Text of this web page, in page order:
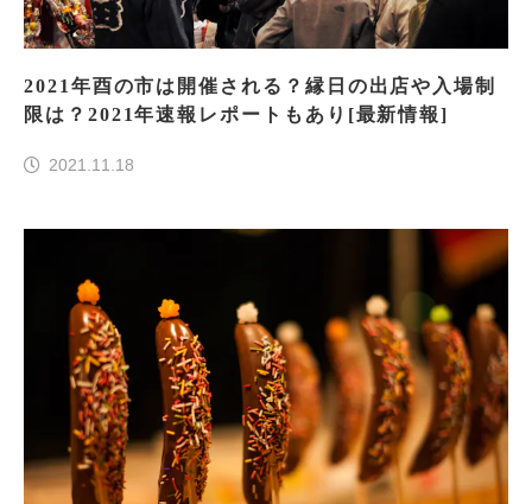
2021年酉の市は開催される？縁日の出店や入場制
限は？2021年速報レポートもあり[最新情報]
2021.11.18